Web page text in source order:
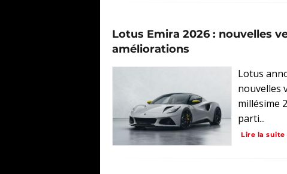
Lotus Emira 2026 : nouvelles
améliorations
Lotus
nouvelles
millésime
parti...
Lire la suite